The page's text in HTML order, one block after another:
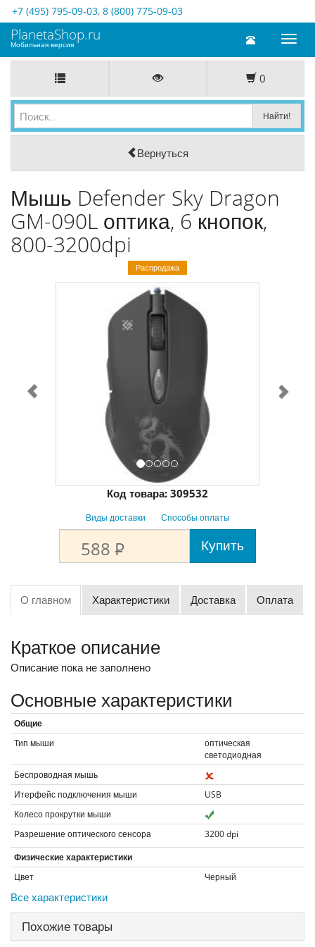
+7 (495) 795-09-03, 8 (800) 775-09-03
Toggle
PlanetaShop.ru
Мобильная версия
0
Вернуться
Мышь Defender Sky Dragon
GM-090L оптика, 6 кнопок,
800-3200dpi
Распродажа
Код товара: 309532
Виды доставки Способы оплаты
588 P Купить
О главном Характеристики Доставка Оплата
Краткое описание
Описание пока не заполнено
Основные характеристики
Общие
Тип мыши
оптическая
светодиодная
Беспроводная мышь
Итерфейс подключения мыши
USB
Колесо прокрутки мыши
Разрешение оптического сенсора
3200dpi
Физические характеристики
Цвет
Черный
Все характеристики
Похожие товары